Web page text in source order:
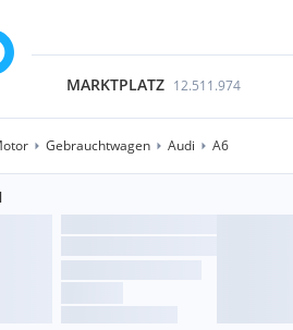
MARKTPLATZ 12.511.974
Gebrauchtwagen Audi A6